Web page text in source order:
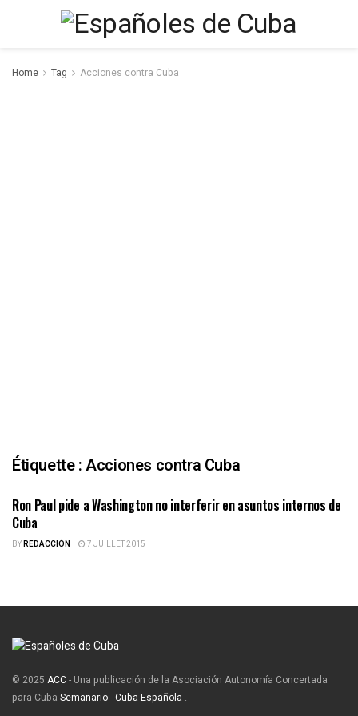
Home Tag Acciones contra Cuba
Étiquette :Acciones contra Cuba
ESPAÑOLES DE CUBA
Ron Paul pide a Washington no interferir en asuntos internos de
Cuba
BYREDACCIÓN 7 JUILLET 2015
© 2025 ACC- Una publicación de la Asociación Autonomía Concertada
para Cuba Semanario - Cuba Española .